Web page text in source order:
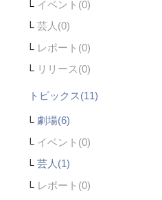
イベント
芸人
レポート
リリース
トピックス(11)
劇場(6)
イベント
芸人(1)
レポート